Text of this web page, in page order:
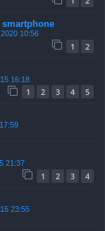
10:56
1 2
16:18
1 2 3 4 5
21:37
1 2 3 4
23:55